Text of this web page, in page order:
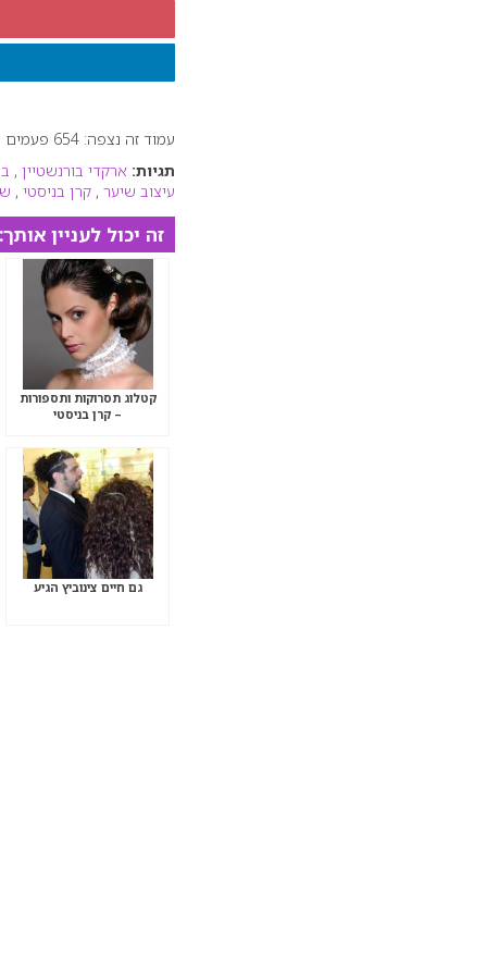
עמוד זה נצפה: 654 פעמים
תגיות: ארקדי בורנשטיין ,
עיצוב שיער , קרן בניסטי ,
זה יכול לעניין אותך:
קטלוג תסרוקות ותספורות
– קרן בניסטי
גם חיים צינוביץ הגיע